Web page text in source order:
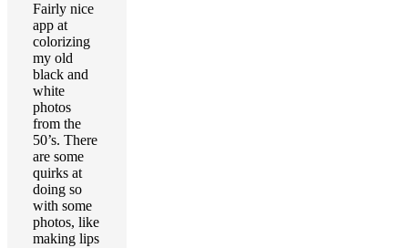
Fairly nice
app at
colorizing
my old
black and
white
photos
from the
50’s. There
are some
quirks at
doing so
with some
photos, like
making lips